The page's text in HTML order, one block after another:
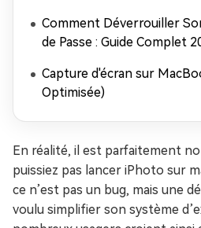
Comment Déverrouiller
de Passe : Guide Complet
Capture d'écran sur
Optimisée)
En réalité, il est parfaitement
puissiez pas lancer iPhoto sur
ce n’est pas un bug, mais une
voulu simplifier son système